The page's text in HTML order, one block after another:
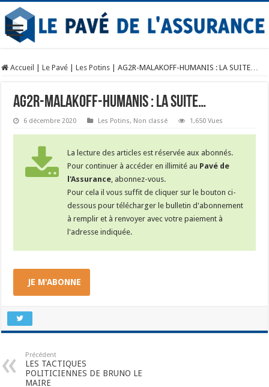
Accueil Le Pavé Les Potins AG2R-MALAKOFF-HUMANIS : LA SUITE…
AG2R-MALAKOFF-HUMANIS : LA SUITE…
6 décembre 2020 Les Potins, Non classé 1,650 Vues
La lecture des articles est réservée aux abonnés.
Pour continuer à accéder en illimité au Pavé de
l'Assurance , abonnez-vous.
Pour cela il vous suffit de cliquer sur le bouton ci-
dessous pour télécharger le bulletin d'abonnement
à remplir et à renvoyer avec votre paiement à
l'adresse indiquée.
JE M'ABONNE
Précédent
LES TACTIQUES
POLITICIENNES DE BRUNO LE
MAIRE